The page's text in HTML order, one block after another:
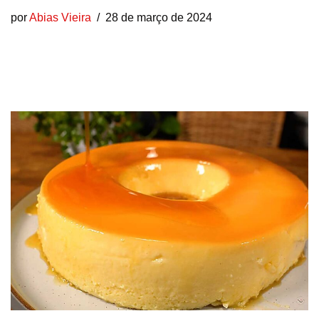
porAbias Vieira 28 de março de 2024